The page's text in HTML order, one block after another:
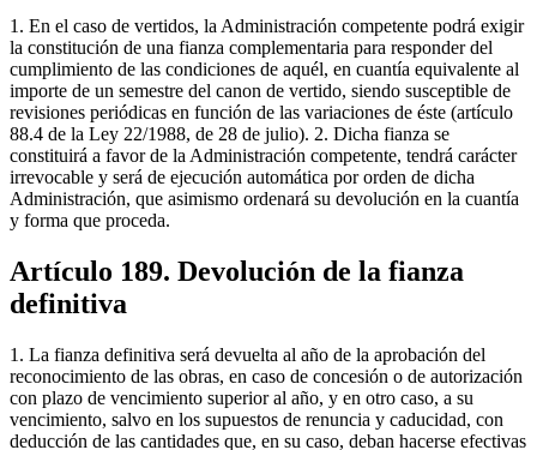
1. En el caso de vertidos, la Administración competente podrá exigir
la constitución de una fianza complementaria para responder del
cumplimiento de las condiciones de aquél, en cuantía equivalente al
importe de un semestre del canon de vertido, siendo susceptible de
revisiones periódicas en función de las variaciones de éste (artículo
88.4 de la Ley 22/1988, de 28 de julio). 2. Dicha fianza se
constituirá a favor de la Administración competente, tendrá carácter
irrevocable y será de ejecución automática por orden de dicha
Administración, que asimismo ordenará su devolución en la cuantía
y forma que proceda.
Artículo 189. Devolución de la fianza
definitiva
1. La fianza definitiva será devuelta al año de la aprobación del
reconocimiento de las obras, en caso de concesión o de autorización
con plazo de vencimiento superior al año, y en otro caso, a su
vencimiento, salvo en los supuestos de renuncia y caducidad, con
deducción de las cantidades que, en su caso, deban hacerse efectivas